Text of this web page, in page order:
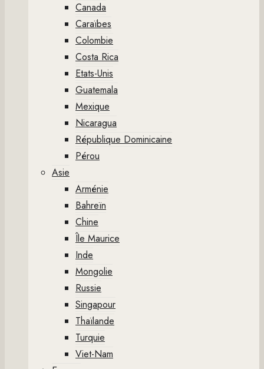
Canada
Caraïbes
Colombie
Costa Rica
Etats-Unis
Guatemala
Mexique
Nicaragua
République Dominicaine
Pérou
Asie
Arménie
Bahreïn
Chine
Île Maurice
Inde
Mongolie
Russie
Singapour
Thaïlande
Turquie
Viet-Nam